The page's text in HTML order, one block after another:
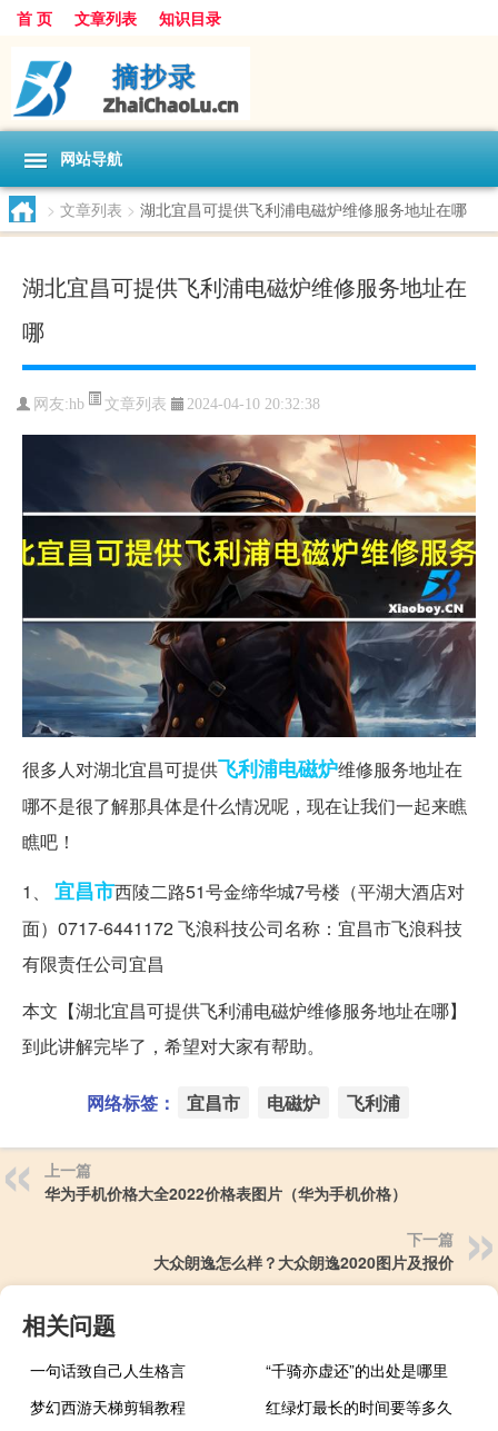
首 页 文章列表 知识目录
网站导航
> 文章列表 > 湖北宜昌可提供飞利浦电磁炉维修服务地址在哪
湖北宜昌可提供飞利浦电磁炉维修服务地址在
哪
网友:hb 文章列表 2024-04-10 20:32:38
很多人对湖北宜昌可提供飞利浦电磁炉维修服务地址在
哪不是很了解那具体是什么情况呢，现在让我们一起来瞧
瞧吧！
1、 宜昌市西陵二路51号金缔华城7号楼（平湖大酒店对
面）0717-6441172 飞浪科技公司名称：宜昌市飞浪科技
有限责任公司宜昌
本文【湖北宜昌可提供飞利浦电磁炉维修服务地址在哪】
到此讲解完毕了，希望对大家有帮助。
网络标签： 宜昌市 电磁炉 飞利浦
上一篇
华为手机价格大全2022价格表图片（华为手机价格）
下一篇
大众朗逸怎么样？大众朗逸2020图片及报价
相关问题
一句话致自己人生格言
“千骑亦虚还”的出处是哪里
梦幻西游天梯剪辑教程
红绿灯最长的时间要等多久